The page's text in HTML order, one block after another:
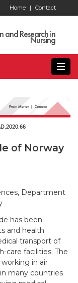
Contact
Home |
and Research in
Nursing
of Norway
Department
has been
and health
transport of
care facilities. The
in air
many countries